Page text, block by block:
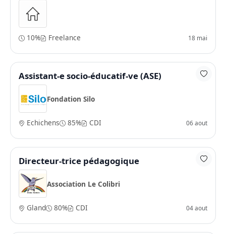
10% Freelance 18 mai
Assistant-e socio-éducatif-ve (ASE)
Fondation Silo
Echichens 85% CDI 06 aout
Directeur-trice pédagogique
Association Le Colibri
Gland 80% CDI 04 aout